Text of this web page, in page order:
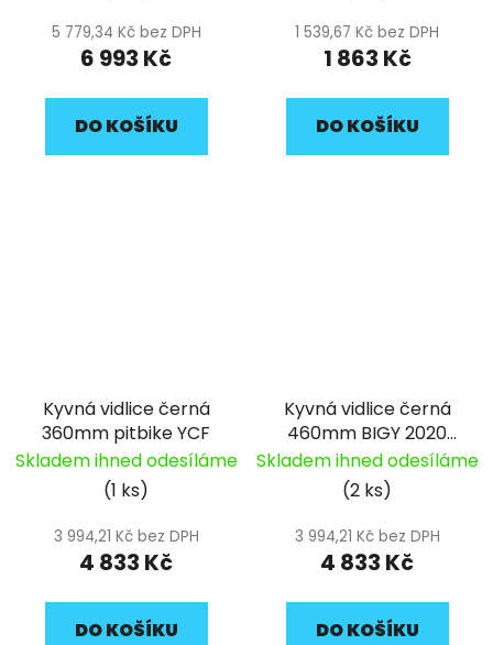
5 779,34 Kč bez DPH
6 993 Kč
DO KOŠÍKU
1 539,67 Kč bez DPH
1 863 Kč
DO KOŠÍKU
Kyvná vidlice černá
360mm pitbike YCF
Skladem ihned odesíláme
(1 ks)
3 994,21 Kč bez DPH
4 833 Kč
DO KOŠÍKU
Kyvná vidlice černá
460mm BIGY 2020
pitbike YCF
Skladem ihned odesíláme
(2 ks)
3 994,21 Kč bez DPH
4 833 Kč
DO KOŠÍKU